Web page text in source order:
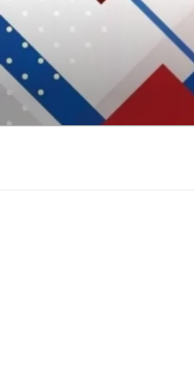
Aller
au
contenu
principal